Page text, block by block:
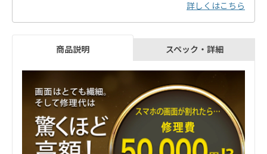
商品説明 スペック・詳細
詳しくはこちら